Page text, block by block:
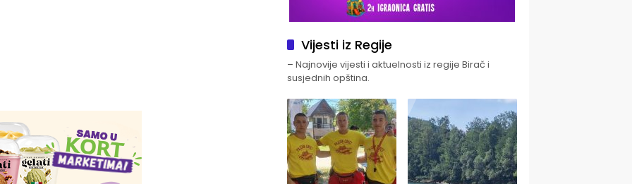
Vijesti iz Regije
– Najnovije vijesti i aktuelnosti iz regije Birač i
susjednih opština.